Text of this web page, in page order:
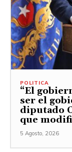
POLITICA
“El
ser el
diputado
que
5 Agosto, 2026